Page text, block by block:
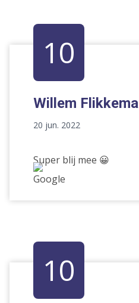
10
Willem Flikkema
20 jun. 2022
Super blij mee 😀
10